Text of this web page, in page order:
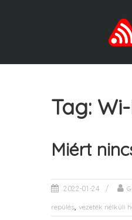
Tag:
Miért
2022-01-24
repülés, vezeték nélküli